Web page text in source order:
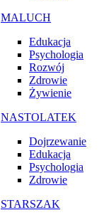
MALUCH
Edukacja
Psychologia
Rozwój
Zdrowie
Żywienie
NASTOLATEK
Dojrzewanie
Edukacja
Psychologia
Zdrowie
STARSZAK